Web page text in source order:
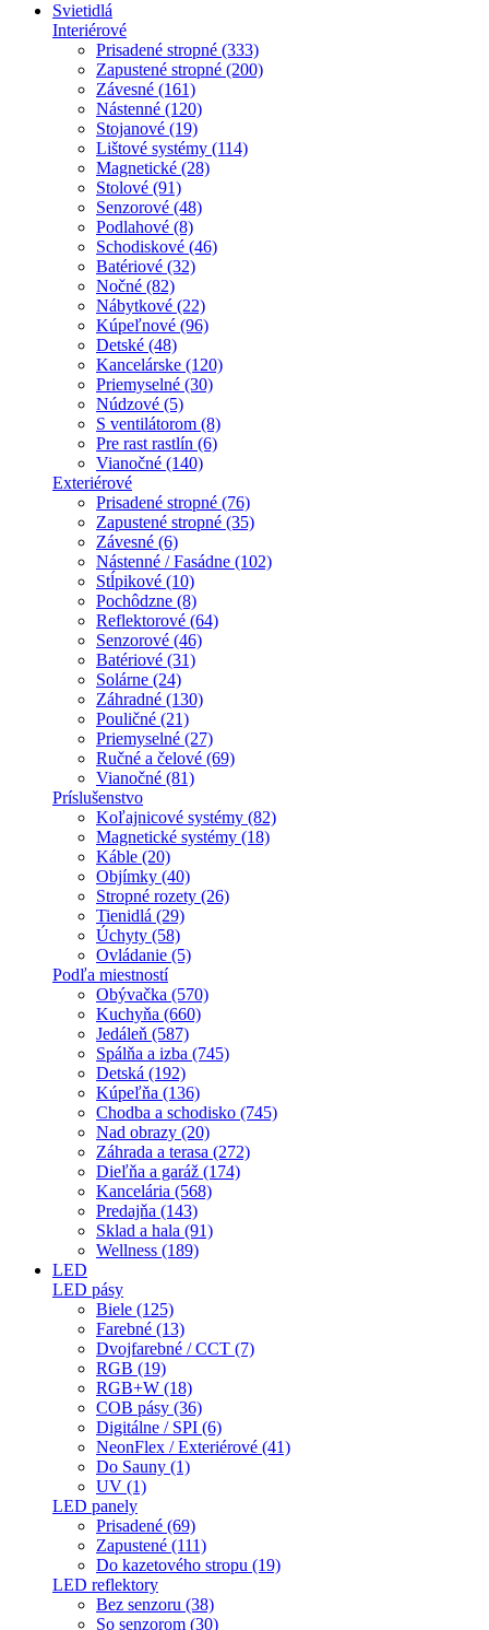
Svietidlá
Interiérové
Prisadené stropné (333)
Zapustené stropné (200)
Závesné (161)
Nástenné (120)
Stojanové (19)
Lištové systémy (114)
Magnetické (28)
Stolové (91)
Senzorové (48)
Podlahové (8)
Schodiskové (46)
Batériové (32)
Nočné (82)
Nábytkové (22)
Kúpeľnové (96)
Detské (48)
Kancelárske (120)
Priemyselné (30)
Núdzové (5)
S ventilátorom (8)
Pre rast rastlín (6)
Vianočné (140)
Exteriérové
Prisadené stropné (76)
Zapustené stropné (35)
Závesné (6)
Nástenné / Fasádne (102)
Stĺpikové (10)
Pochôdzne (8)
Reflektorové (64)
Senzorové (46)
Batériové (31)
Solárne (24)
Záhradné (130)
Pouličné (21)
Priemyselné (27)
Ručné a čelové (69)
Vianočné (81)
Príslušenstvo
Koľajnicové systémy (82)
Magnetické systémy (18)
Káble (20)
Objímky (40)
Stropné rozety (26)
Tienidlá (29)
Úchyty (58)
Ovládanie (5)
Podľa miestností
Obývačka (570)
Kuchyňa (660)
Jedáleň (587)
Spálňa a izba (745)
Detská (192)
Kúpeľňa (136)
Chodba a schodisko (745)
Nad obrazy (20)
Záhrada a terasa (272)
Dieľňa a garáž (174)
Kancelária (568)
Predajňa (143)
Sklad a hala (91)
Wellness (189)
LED
LED pásy
Biele (125)
Farebné (13)
Dvojfarebné / CCT (7)
RGB (19)
RGB+W (18)
COB pásy (36)
Digitálne / SPI (6)
NeonFlex / Exteriérové (41)
Do Sauny (1)
UV (1)
LED panely
Prisadené (69)
Zapustené (111)
Do kazetového stropu (19)
LED reflektory
Bez senzoru (38)
So senzorom (30)